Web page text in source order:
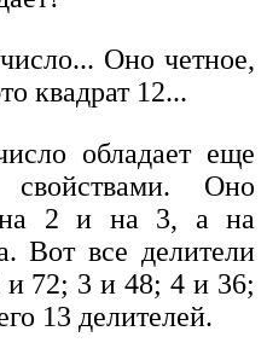
Оно четное,
квадрат 12...
обладает еще
Оно
на 2 и на 3, а на
Вот все делители
72; 3 и 48; 4 и 36;
13 делителей.